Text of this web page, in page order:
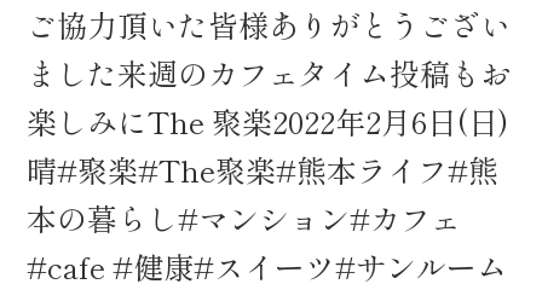
ご協力頂いた皆様ありがとうござい
ました来週のカフェタイム投稿もお
楽しみにThe 聚楽2022年2月6日(日)
晴#聚楽#The聚楽#熊本ライフ#熊
本の暮らし#マンション#カフェ
#cafe #健康#スイーツ#サンルーム